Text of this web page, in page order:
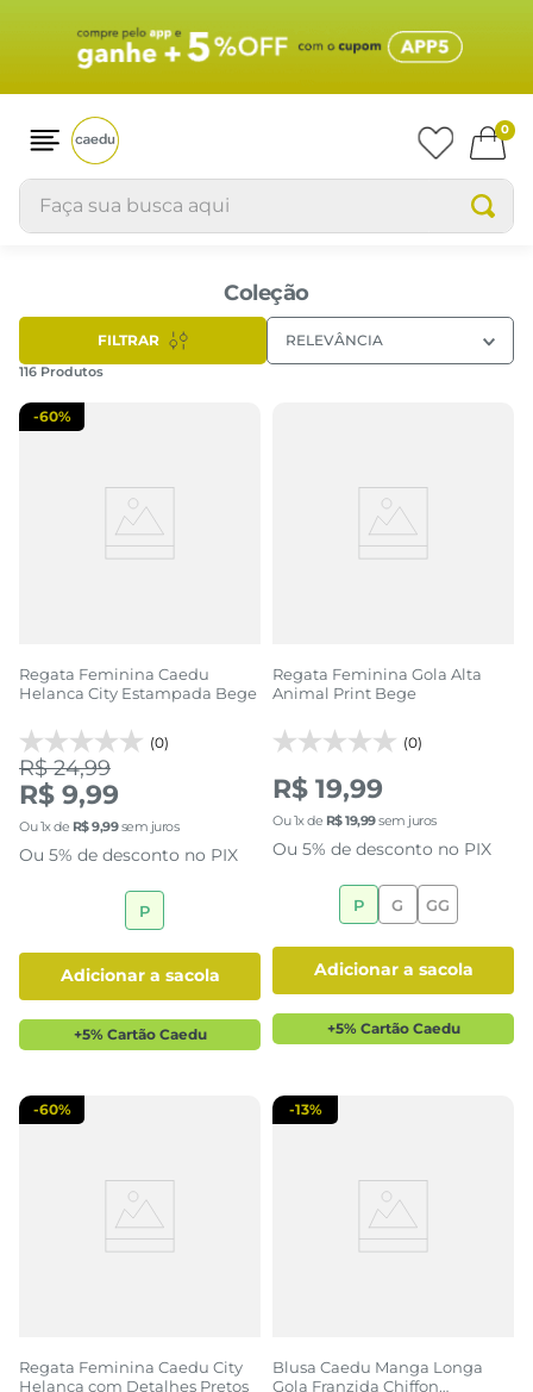
0
Faça sua busca aqui
Coleção
FILTRAR RELEVÂNCIA
116 Produtos
Regata Feminina Caedu
Helanca City Estampada Bege
(0)
-60%
R$ 24,99
R$ 9,99
Ou1x de R$9,99sem juros
Ou 5% de desconto no PIX
P
adicionar a sacola
+5% Cartão Caedu
Regata Feminina Gola Alta
Animal Print Bege
(0)
R$ 19,99
Ou1x de R$19,99sem juros
Ou 5% de desconto no PIX
P G GG
adicionar a sacola
+5% Cartão Caedu
Regata Feminina Caedu City
Helanca com Detalhes Pretos
-60%
Blusa Caedu Manga Longa
Gola Franzida Chiffon
-13%